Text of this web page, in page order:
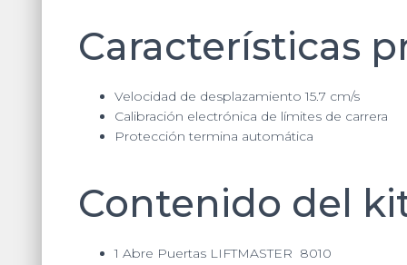
Características
Velocidad de desplazamiento 15.7 cm/s
Calibración electrónica de límites de carrera
Protección termina automática
Contenido del
1 Abre Puertas LIFTMASTER 8010